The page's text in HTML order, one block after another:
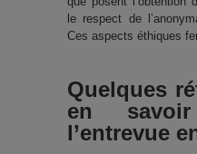
le respect de
Ces aspects éthiques
Quelques
en
l’entrevue